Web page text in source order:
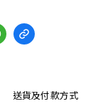
送貨及付款方式